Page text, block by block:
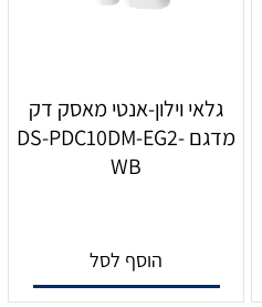
גלאי וילון-אנטי מאסק דק
מדגם DS-PDC10DM-EG2-
WB
הוסף לסל